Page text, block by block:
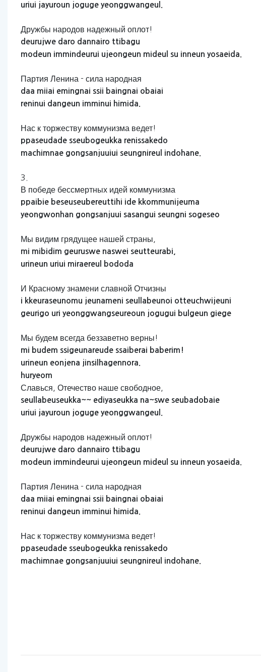
uriui jayuroun joguge yeonggwangeul.
Дружбы народов надежный оплот!
deurujwe daro dannairo ttibagu
modeun immindeurui ujeongeun mideul su inneun yosaeida.
Партия Ленина - сила народная
daa miiai emingnai ssii baingnai obaiai
reninui dangeun imminui himida.
Нас к торжеству коммунизма ведет!
ppaseudade sseubogeukka renissakedo
machimnae gongsanjuuiui seungnireul indohane.
3.
В победе бессмертных идей коммунизма
ppaibie beseuseubereuttihi ide kkommunijeuma
yeongwonhan gongsanjuui sasangui seungni sogeseo
Мы видим грядущее нашей страны,
mi mibidim geuruswe naswei seutteurabi,
urineun uriui miraereul bododa
И Красному знамени славной Отчизны
i kkeuraseunomu jeunameni seullabeunoi otteuchwijeuni
geurigo uri yeonggwangseureoun jogugui bulgeun giege
Мы будем всегда беззаветно верны!
mi budem ssigeunareude ssaiberai baberim!
urineun eonjena jinsilhagennora.
huryeom
Славься, Отечество наше свободное,
seullabeuseukka~~ ediyaseukka na~swe seubadobaie
uriui jayuroun joguge yeonggwangeul.
Дружбы народов надежный оплот!
deurujwe daro dannairo ttibagu
modeun immindeurui ujeongeun mideul su inneun yosaeida.
Партия Ленина - сила народная
daa miiai emingnai ssii baingnai obaiai
reninui dangeun imminui himida.
Нас к торжеству коммунизма ведет!
ppaseudade sseubogeukka renissakedo
machimnae gongsanjuuiui seungnireul indohane.